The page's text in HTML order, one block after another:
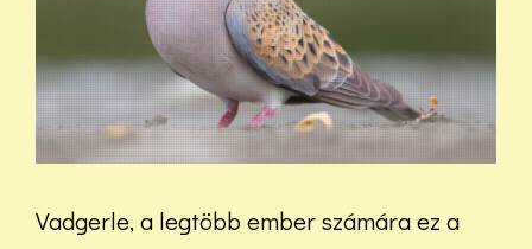
Vadgerle, a legtöbb ember számára ez a